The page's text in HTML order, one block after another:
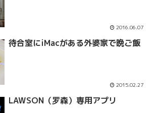
2016.06.07
待合室にiMacがある外婆家で晩ご飯
2015.02.27
LAWSON（罗森）専用アプリ